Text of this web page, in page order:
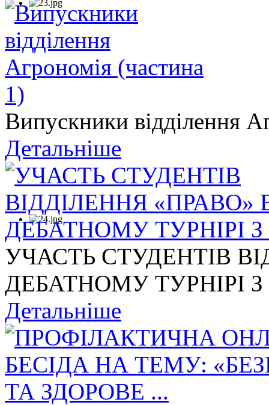
Випускники відділення
Детальніше
УЧАСТЬ СТУДЕНТІВ
ДЕБАТНОМУ ТУРНІРІ З
Детальніше